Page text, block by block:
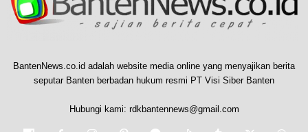
BantenNews.co.id adalah website media online yang menyajikan berita
seputar Banten berbadan hukum resmi PT Visi Siber Banten
Hubungi kami: rdkbantennews@gmail.com